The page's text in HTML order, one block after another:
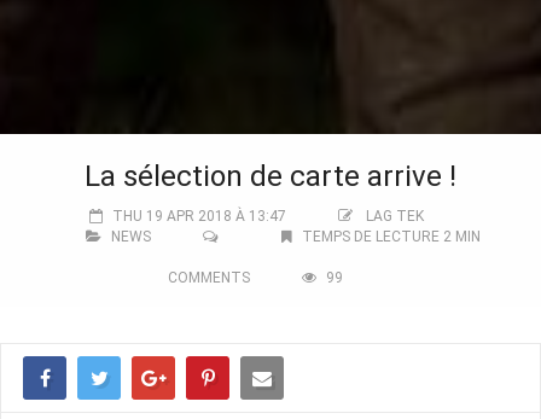
La sélection de carte arrive !
THU 19 APR 2018 À 13:47
LAG TEK
NEWS
TEMPS DE LECTURE 2 MIN
COMMENTS 99